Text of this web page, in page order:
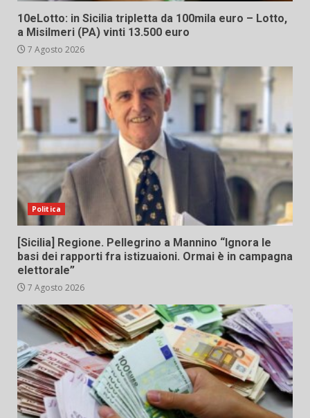
10eLotto: in Sicilia tripletta da 100mila euro – Lotto,
a Misilmeri (PA) vinti 13.500 euro
7 Agosto 2026
Politica
[Sicilia] Regione. Pellegrino a Mannino “Ignora le
basi dei rapporti fra istizuaioni. Ormai è in campagna
elettorale”
7 Agosto 2026